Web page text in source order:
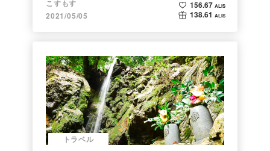
こすもす
2021/05/05
156.67 ALIS
138.61 ALIS
トラベル